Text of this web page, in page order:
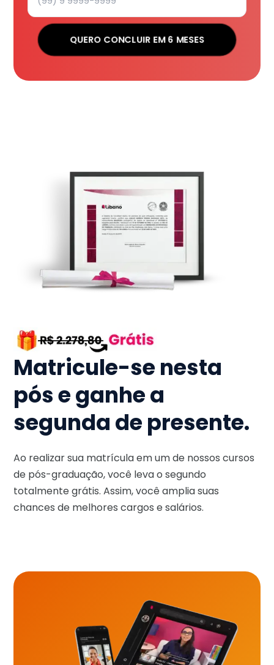
QUERO CONCLUIR EM 6 MESES
Matricule-se nesta
pós e ganhe a
segunda de presente.
Ao realizar sua matrícula em um de nossos cursos
de pós-graduação, você leva o segundo
totalmente grátis. Assim, você amplia suas
chances de melhores cargos e salários.